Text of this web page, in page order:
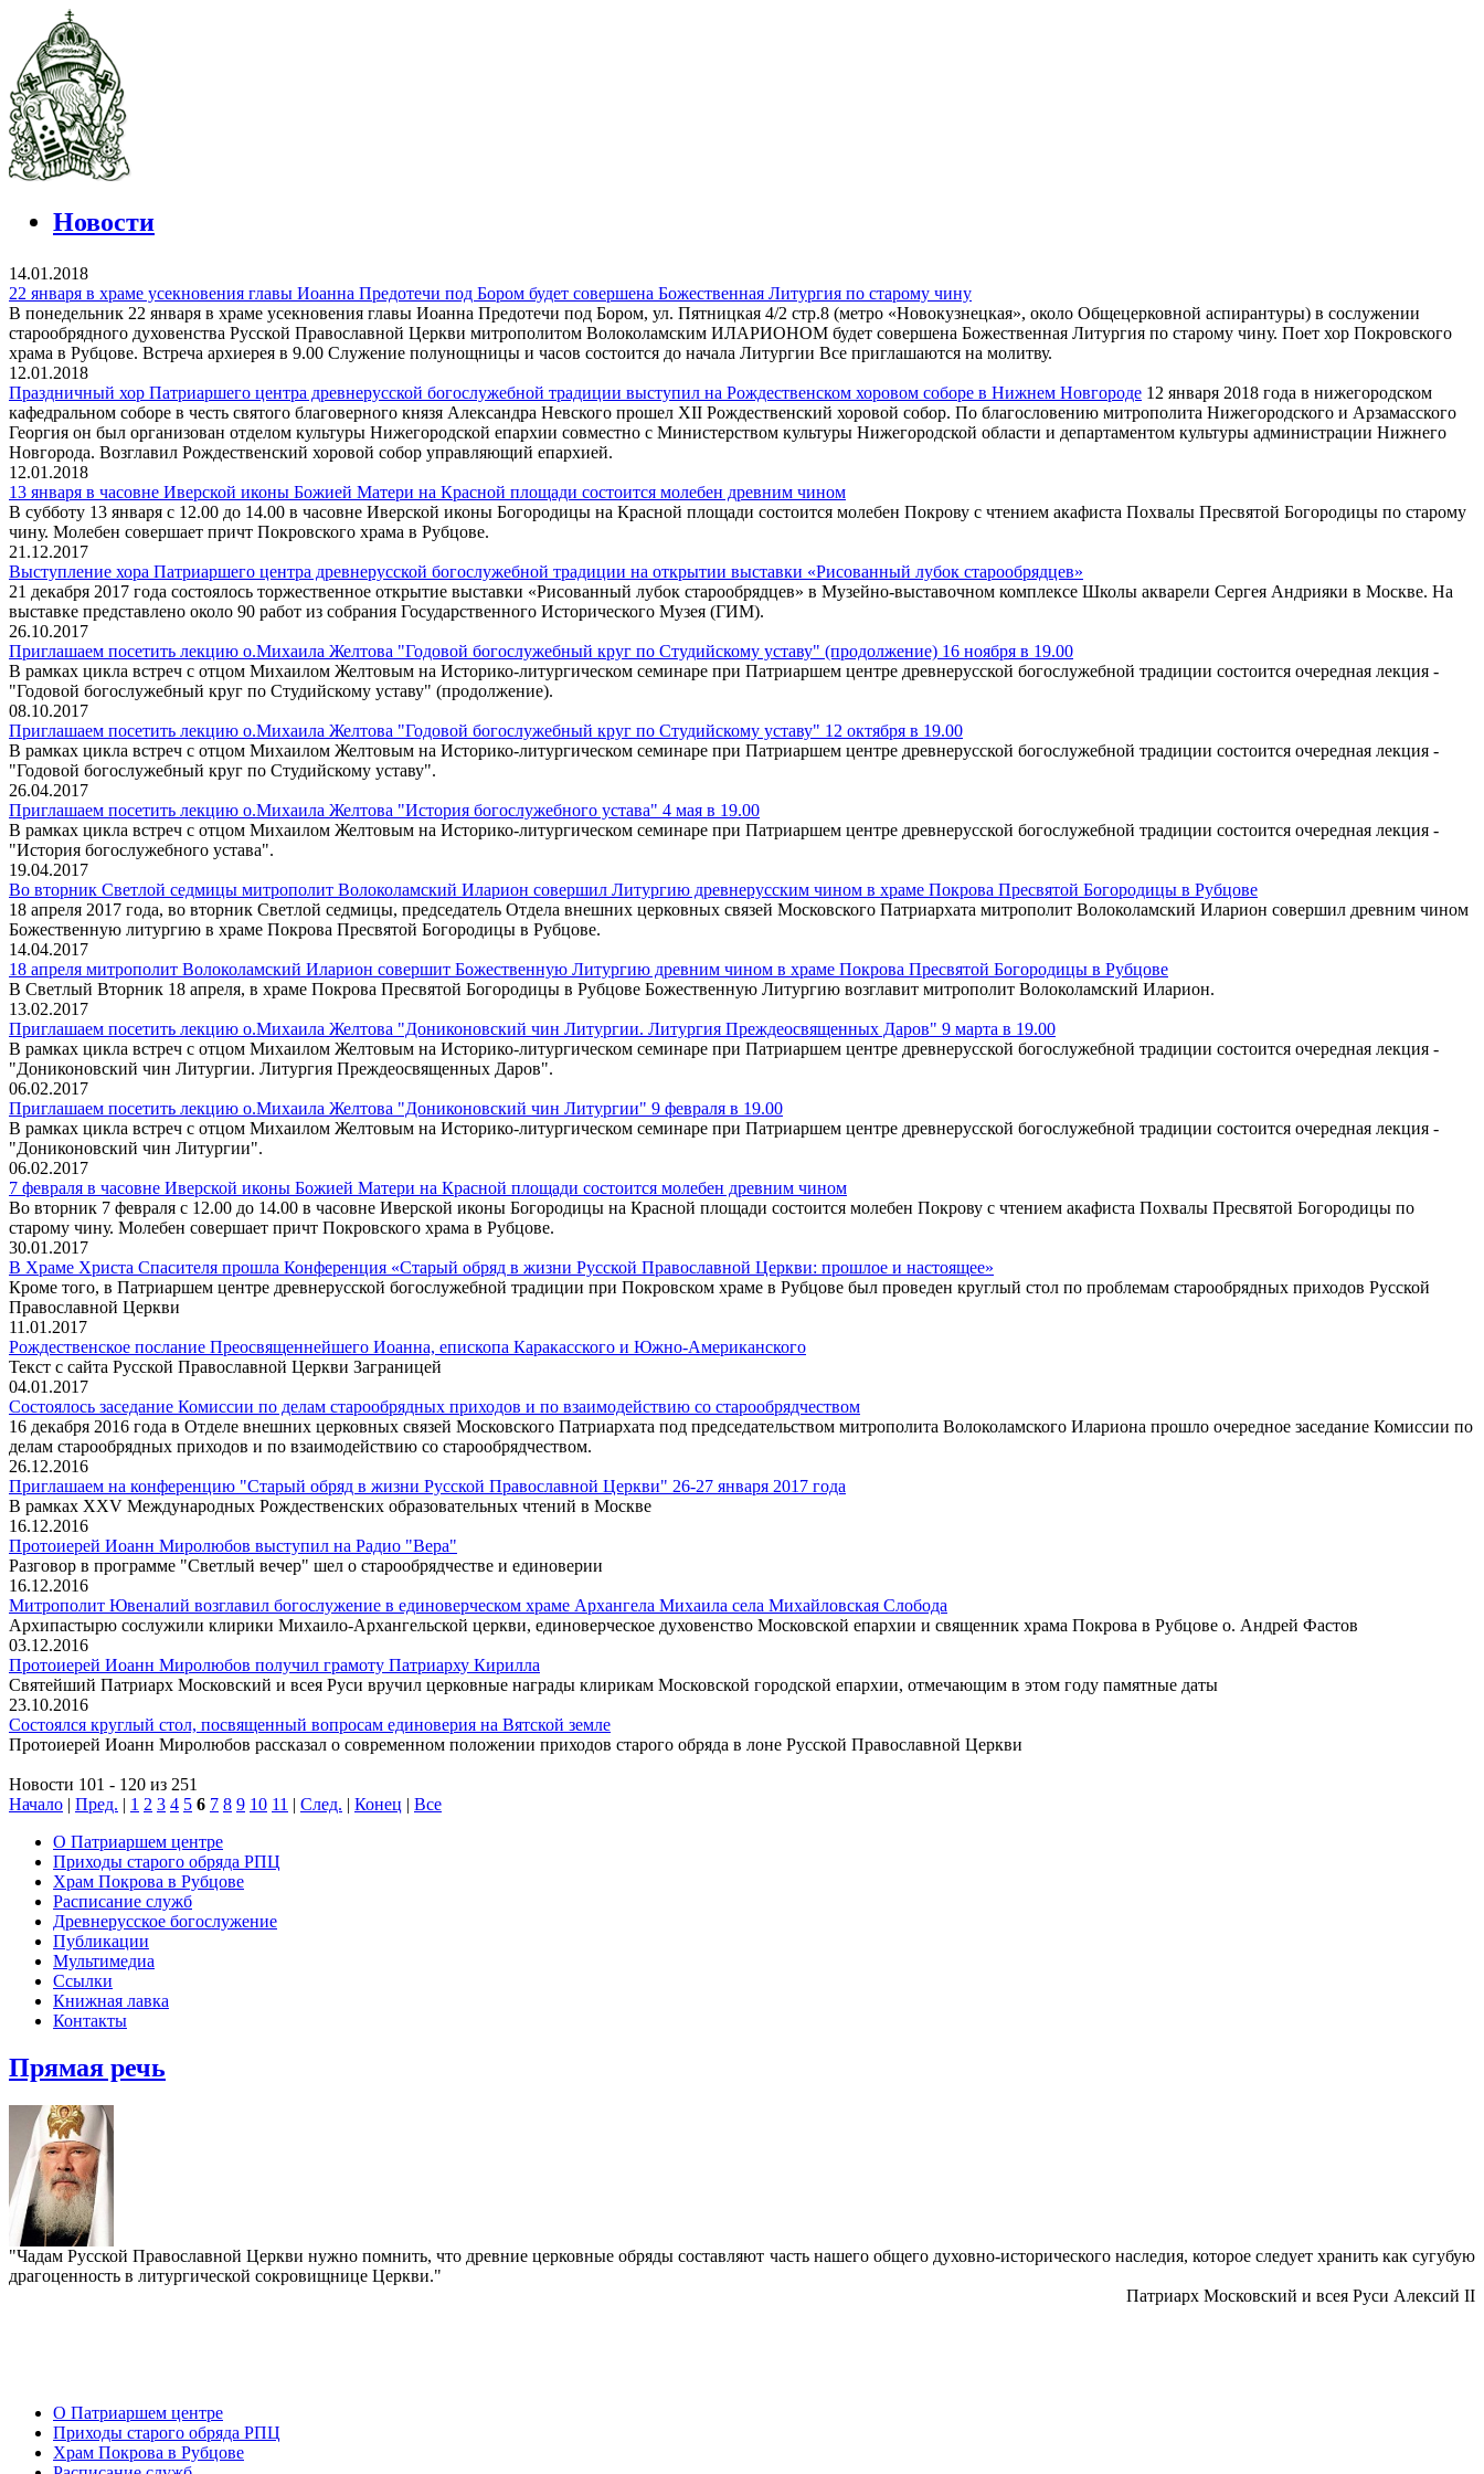
Новости
14.01.2018
22 января в храме усекновения главы Иоанна Предотечи под Бором будет совершена Божественная Литургия по старому чину
В понедельник 22 января в храме усекновения главы Иоанна Предотечи под Бором, ул. Пятницкая 4/2 стр.8 (метро «Новокузнецкая», около Общецерковной аспирантуры) в сослужении
старообрядного духовенства Русской Православной Церкви митрополитом Волоколамским ИЛАРИОНОМ будет совершена Божественная Литургия по старому чину. Поет хор Покровского
храма в Рубцове. Встреча архиерея в 9.00 Служение полунощницы и часов состоится до начала Литургии Все приглашаются на молитву.
12.01.2018
Праздничный хор Патриаршего центра древнерусской богослужебной традиции выступил на Рождественском хоровом соборе в Нижнем Новгороде 12 января 2018 года в нижегородском
кафедральном соборе в честь святого благоверного князя Александра Невского прошел XII Рождественский хоровой собор. По благословению митрополита Нижегородского и Арзамасского
Георгия он был организован отделом культуры Нижегородской епархии совместно с Министерством культуры Нижегородской области и департаментом культуры администрации Нижнего
Новгорода. Возглавил Рождественский хоровой собор управляющий епархией.
12.01.2018
13 января в часовне Иверской иконы Божией Матери на Красной площади состоится молебен древним чином
В субботу 13 января с 12.00 до 14.00 в часовне Иверской иконы Богородицы на Красной площади состоится молебен Покрову с чтением акафиста Похвалы Пресвятой Богородицы по старому
чину. Молебен совершает причт Покровского храма в Рубцове.
21.12.2017
Выступление хора Патриаршего центра древнерусской богослужебной традиции на открытии выставки «Рисованный лубок старообрядцев»
21 декабря 2017 года состоялось торжественное открытие выставки «Рисованный лубок старообрядцев» в Музейно-выставочном комплексе Школы акварели Сергея Андрияки в Москве. На
выставке представлено около 90 работ из собрания Государственного Исторического Музея (ГИМ).
26.10.2017
Приглашаем посетить лекцию о.Михаила Желтова "Годовой богослужебный круг по Студийскому уставу" (продолжение) 16 ноября в 19.00
В рамках цикла встреч с отцом Михаилом Желтовым на Историко-литургическом семинаре при Патриаршем центре древнерусской богослужебной традиции состоится очередная лекция -
"Годовой богослужебный круг по Студийскому уставу" (продолжение).
08.10.2017
Приглашаем посетить лекцию о.Михаила Желтова "Годовой богослужебный круг по Студийскому уставу" 12 октября в 19.00
В рамках цикла встреч с отцом Михаилом Желтовым на Историко-литургическом семинаре при Патриаршем центре древнерусской богослужебной традиции состоится очередная лекция -
"Годовой богослужебный круг по Студийскому уставу".
26.04.2017
Приглашаем посетить лекцию о.Михаила Желтова "История богослужебного устава" 4 мая в 19.00
В рамках цикла встреч с отцом Михаилом Желтовым на Историко-литургическом семинаре при Патриаршем центре древнерусской богослужебной традиции состоится очередная лекция -
"История богослужебного устава".
19.04.2017
Во вторник Светлой седмицы митрополит Волоколамский Иларион совершил Литургию древнерусским чином в храме Покрова Пресвятой Богородицы в Рубцове
18 апреля 2017 года, во вторник Светлой седмицы, председатель Отдела внешних церковных связей Московского Патриархата митрополит Волоколамский Иларион совершил древним чином
Божественную литургию в храме Покрова Пресвятой Богородицы в Рубцове.
14.04.2017
18 апреля митрополит Волоколамский Иларион совершит Божественную Литургию древним чином в храме Покрова Пресвятой Богородицы в Рубцове
В Светлый Вторник 18 апреля, в храме Покрова Пресвятой Богородицы в Рубцове Божественную Литургию возглавит митрополит Волоколамский Иларион.
13.02.2017
Приглашаем посетить лекцию о.Михаила Желтова "Дониконовский чин Литургии. Литургия Преждеосвященных Даров" 9 марта в 19.00
В рамках цикла встреч с отцом Михаилом Желтовым на Историко-литургическом семинаре при Патриаршем центре древнерусской богослужебной традиции состоится очередная лекция -
"Дониконовский чин Литургии. Литургия Преждеосвященных Даров".
06.02.2017
Приглашаем посетить лекцию о.Михаила Желтова "Дониконовский чин Литургии" 9 февраля в 19.00
В рамках цикла встреч с отцом Михаилом Желтовым на Историко-литургическом семинаре при Патриаршем центре древнерусской богослужебной традиции состоится очередная лекция -
"Дониконовский чин Литургии".
06.02.2017
7 февраля в часовне Иверской иконы Божией Матери на Красной площади состоится молебен древним чином
Во вторник 7 февраля с 12.00 до 14.00 в часовне Иверской иконы Богородицы на Красной площади состоится молебен Покрову с чтением акафиста Похвалы Пресвятой Богородицы по
старому чину. Молебен совершает причт Покровского храма в Рубцове.
30.01.2017
В Храме Христа Спасителя прошла Конференция «Старый обряд в жизни Русской Православной Церкви: прошлое и настоящее»
Кроме того, в Патриаршем центре древнерусской богослужебной традиции при Покровском храме в Рубцове был проведен круглый стол по проблемам старообрядных приходов Русской
Православной Церкви
11.01.2017
Рождественское послание Преосвященнейшего Иоанна, епископа Каракасского и Южно-Американского
Текст с сайта Русской Православной Церкви Заграницей
04.01.2017
Состоялось заседание Комиссии по делам старообрядных приходов и по взаимодействию со старообрядчеством
16 декабря 2016 года в Отделе внешних церковных связей Московского Патриархата под председательством митрополита Волоколамского Илариона прошло очередное заседание Комиссии по
делам старообрядных приходов и по взаимодействию со старообрядчеством.
26.12.2016
Приглашаем на конференцию "Старый обряд в жизни Русской Православной Церкви" 26-27 января 2017 года
В рамках XXV Международных Рождественских образовательных чтений в Москве
16.12.2016
Протоиерей Иоанн Миролюбов выступил на Радио "Вера"
Разговор в программе "Светлый вечер" шел о старообрядчестве и единоверии
16.12.2016
Митрополит Ювеналий возглавил богослужение в единоверческом храме Архангела Михаила села Михайловская Слобода
Архипастырю сослужили клирики Михаило-Архангельской церкви, единоверческое духовенство Московской епархии и священник храма Покрова в Рубцове о. Андрей Фастов
03.12.2016
Протоиерей Иоанн Миролюбов получил грамоту Патриарху Кирилла
Святейший Патриарх Московский и всея Руси вручил церковные награды клирикам Московской городской епархии, отмечающим в этом году памятные даты
23.10.2016
Состоялся круглый стол, посвященный вопросам единоверия на Вятской земле
Протоиерей Иоанн Миролюбов рассказал о современном положении приходов старого обряда в лоне Русской Православной Церкви
Новости 101 - 120 из 251
Начало | Пред. | 1 2 3 4 5 6 7 8 9 10 11 | След. | Конец | Все
О Патриаршем центре
Приходы старого обряда РПЦ
Храм Покрова в Рубцове
Расписание служб
Древнерусское богослужение
Публикации
Мультимедиа
Ссылки
Книжная лавка
Контакты
Прямая речь
"Чадам Русской Православной Церкви нужно помнить, что древние церковные обряды составляют часть нашего общего духовно-исторического наследия, которое следует хранить как сугубую
драгоценность в литургической сокровищнице Церкви."
Патриарх Московский и всея Руси Алексий II
О Патриаршем центре
Приходы старого обряда РПЦ
Храм Покрова в Рубцове